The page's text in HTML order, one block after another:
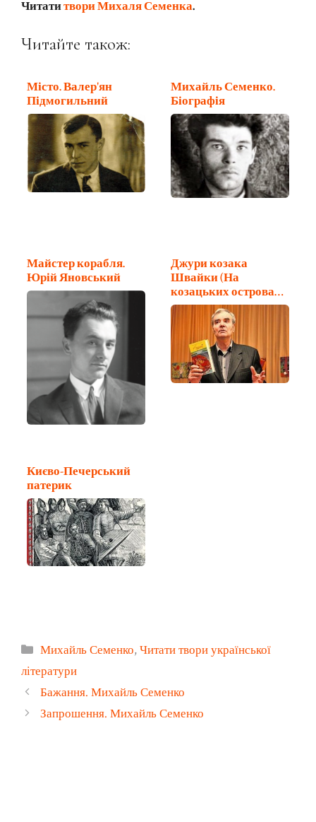
Читатитвори Михаля Семенка.
Читайте також:
Місто. Валер'ян
Підмогильний
Михайль Семенко.
Біографія
Майстер корабля.
Юрій Яновський
Джури козака
Швайки (На
козацьких островах).
…
Києво-Печерський
патерик
Категорії
Михайль Семенко,Читати твори української
літератури
Бажання. Михайль Семенко
Запрошення. Михайль Семенко